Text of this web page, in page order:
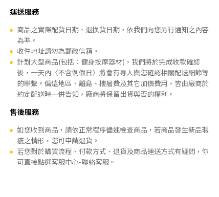
運送服務
商品之實際配貨日期、退換貨日期，依我們向您另行通知之內容
為準。
收件地址請勿為郵政信箱。
針對大型商品(包括：健身按摩器材)，我們將於完成收款確認
後，一天內〈不含例假日〉將會有專人與您確認相關配送細節等
的聯繫。偏遠地區、離島、樓層費及其它加價費用，皆由廠商於
約定配送時一併告知，廠商將保留出貨與否的權利。
售後服務
如您收到商品，請依正常程序儘速檢查商品，若商品發生新品瑕
疵之情形，您可申請退貨。
若您對於購買流程、付款方式、退貨及商品運送方式有疑問，你
可直接點選客服中心-聯絡客服。